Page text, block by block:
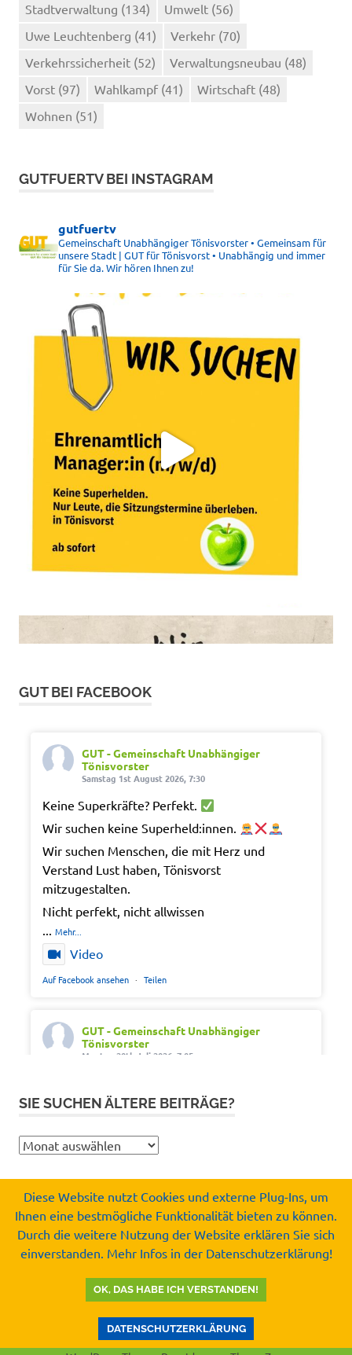
Stadtverwaltung (134) Umwelt (56)
Uwe Leuchtenberg (41) Verkehr (70)
Verkehrssicherheit (52) Verwaltungsneubau (48)
Vorst (97) Wahlkampf (41) Wirtschaft (48)
Wohnen (51)
GUTFUERTV BEI INSTAGRAM
gutfuertv
Gemeinschaft Unabhängiger Tönisvorster • Gemeinsam für
unsere Stadt | GUT für Tönisvorst • Unabhängig und immer
für Sie da. Wir hören Ihnen zu!
GUT BEI FACEBOOK
GUT - Gemeinschaft Unabhängiger
Tönisvorster
Samstag 1st August 2026, 7:30
Keine Superkräfte? Perfekt.
Wir suchen keine Superheld:innen.
Wir suchen Menschen, die mit Herz und
Verstand Lust haben, Tönisvorst
mitzugestalten.
Nicht perfekt, nicht allwissen
... Mehr...
Video
Auf Facebook ansehen · Teilen
GUT - Gemeinschaft Unabhängiger
Tönisvorster
Montag 20th Juli 2026, 7:05
Wir wünschen schöne Ferien, Sonne und gute
#SommerferienNRW2026
#gemeinschaftunabhaengigertönisvorster
#tönisvorst
Video
GUT - Gemeinschaft Unabhängiger
Tönisvorster
Mittwoch 15th Juli 2026, 8:37
SIE SUCHEN ÄLTERE BEITRÄGE?
Sie
ältere
Beiträge?
Copyright by
Gemeinschaft Unabhängiger Tönisvorster e.V.
© 2008-2026
Diese Website nutzt Cookies und externe Plug-Ins, um
Ihnen eine bestmögliche Funktionalität bieten zu können.
Durch die weitere Nutzung der Website erklären Sie sich
einverstanden. Mehr Infos in der Datenschutzerklärung!
OK, DAS HABE ICH VERSTANDEN!
DATENSCHUTZERKLÄRUNG